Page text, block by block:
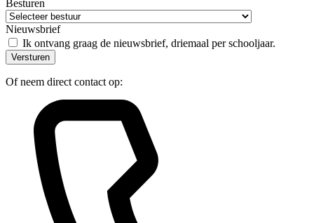
Besturen
Nieuwsbrief
Ik ontvang graag de nieuwsbrief, driemaal per schooljaar.
Versturen
Of neem direct contact op: